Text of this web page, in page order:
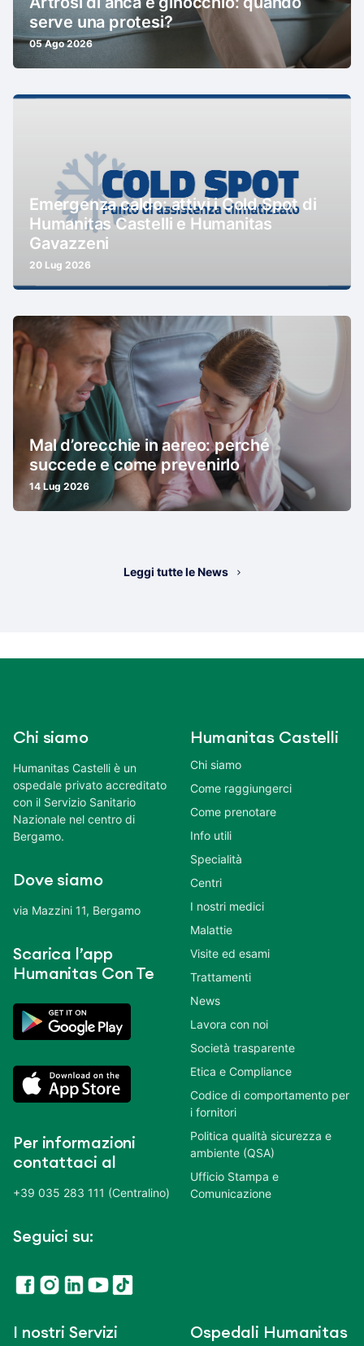
serve una protesi?
05 Ago 2026
Emergenza caldo: attivi i Cold Spot di
Humanitas Castelli e Humanitas
Gavazzeni
20 Lug 2026
Mal d’orecchie in aereo: perché
succede e come prevenirlo
14 Lug 2026
Leggi tutte le News
Chi siamo
Humanitas Castelli è un
ospedale privato accreditato
con il Servizio Sanitario
Nazionale nel centro di
Bergamo.
Dove siamo
via Mazzini 11, Bergamo
Scarica l’app
Humanitas Con Te
Per informazioni
contattaci al
+39 035 283 111 (Centralino)
Seguici su:
Humanitas Castelli
Chi siamo
Come raggiungerci
Come prenotare
Info utili
Specialità
Centri
I nostri medici
Malattie
Visite ed esami
Trattamenti
News
Lavora con noi
Società trasparente
Etica e Compliance
Codice di comportamento per
i fornitori
Politica qualità sicurezza e
ambiente (QSA)
Ufficio Stampa e
Comunicazione
I nostri Servizi Ospedali Humanitas